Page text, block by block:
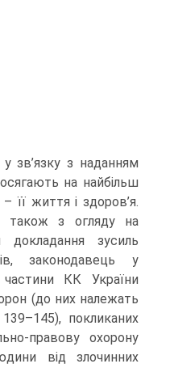
зв’язку з наданням
на найбільш
її життя і здоров’я.
також з огляду на
докладання зусиль
законодавець у
частини КК України
(до них належать
покликаних
правову охорону
від злочинних